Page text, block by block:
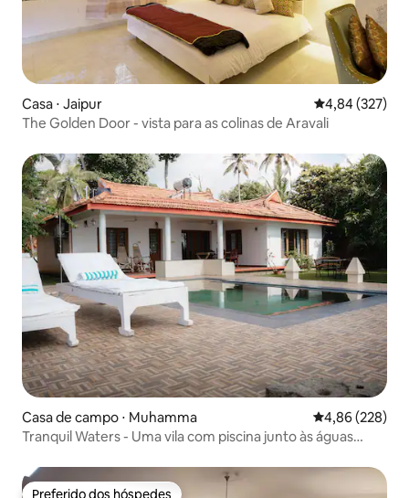
Casa ⋅ Jaipur 4,84 de uma
4,84 (327)
The Golden Door - vista para as colinas de Aravali
Casa de campo ⋅ Muhamma 4,86 de uma
4,86 (228)
Tranquil Waters - Uma vila com piscina junto às águas
Preferido dos hóspedes